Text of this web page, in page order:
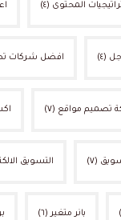
المحتوى (٤)
(٤) افضل شركات
تصميم مواقع (٧)
(٧) التسويق
بانر متغير (٦)